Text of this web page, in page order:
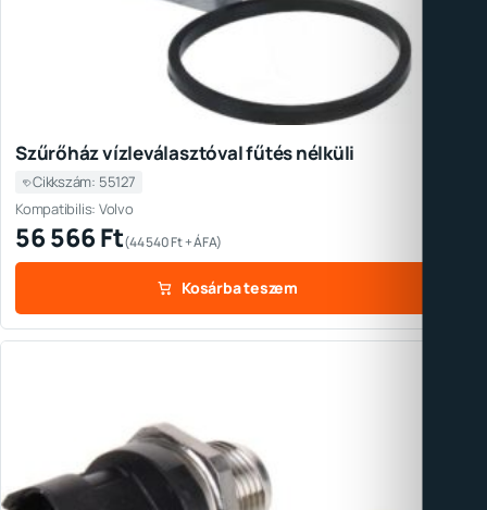
Szűrőház vízleválasztóval fűtés nélküli
Cikkszám: 55127
Kompatibilis: Volvo
56 566Ft(44 540Ft+ ÁFA)
Kosárba teszem